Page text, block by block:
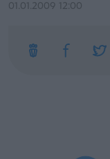
01.01.2009 12:00